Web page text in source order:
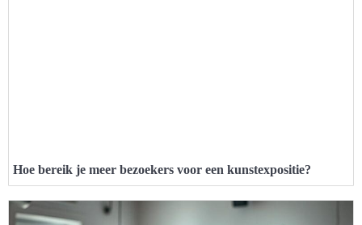
Hoe bereik je meer bezoekers voor een kunstexpositie?